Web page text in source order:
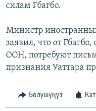
силам Гбагбо.
Министр
заявил, что от
ООН, потребуют
признания Уаттара
Бөлүшүңүз